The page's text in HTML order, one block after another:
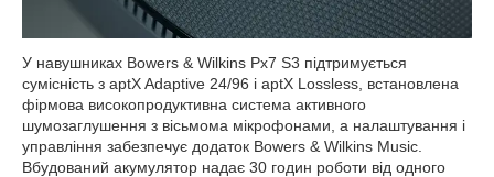
У навушниках Bowers & Wilkins Px7 S3 підтримується
сумісність з aptX Adaptive 24/96 і aptX Lossless, встановлена
фірмова високопродуктивна система активного
шумозаглушення з вісьмома мікрофонами, а налаштування і
управління забезпечує додаток Bowers & Wilkins Music.
Вбудований акумулятор надає 30 годин роботи від одного